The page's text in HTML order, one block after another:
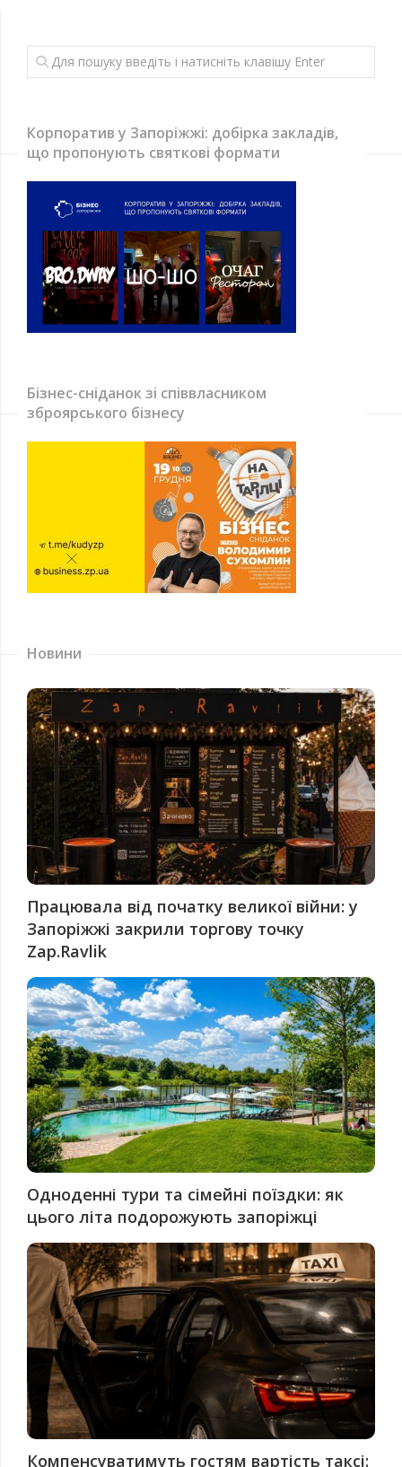
Корпоратив у Запоріжжі: добірка закладів,
що пропонують святкові формати
Бізнес-сніданок зі співвласником
зброярського бізнесу
Новини
Працювала від початку великої війни: у
Запоріжжі закрили торгову точку
Zap.Ravlik
Одноденні тури та сімейні поїздки: як
цього літа подорожують запоріжці
Компенсуватимуть гостям вартість таксі: